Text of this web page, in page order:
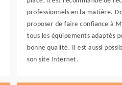
professionnels en la matière.
proposer de faire confiance à
tous les équipements adaptés
bonne qualité. Il est aussi
son site Internet.